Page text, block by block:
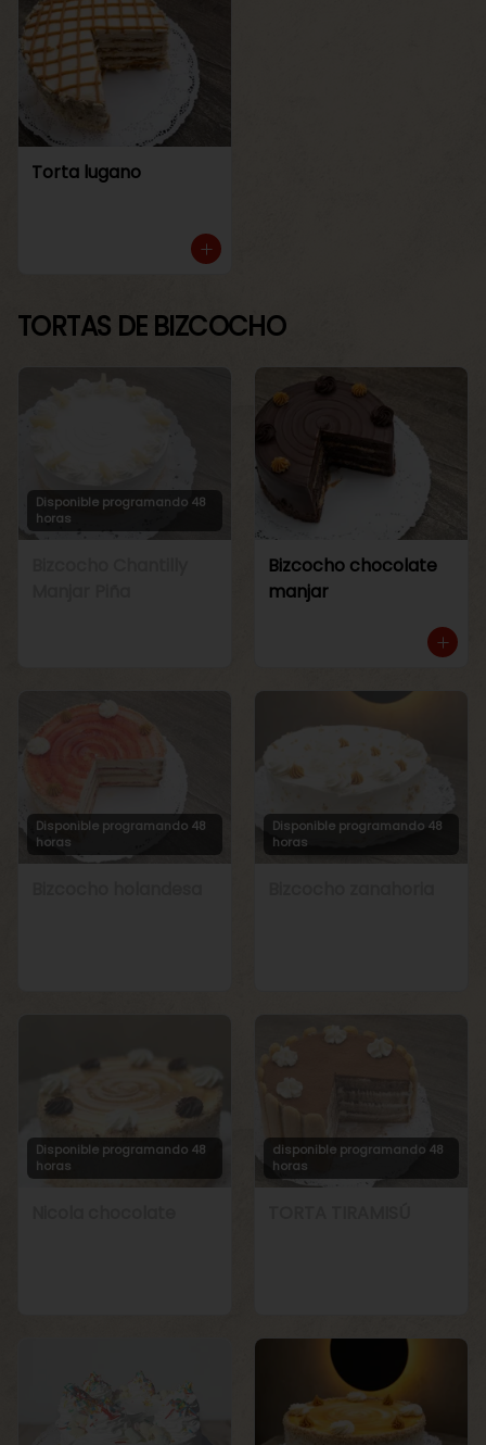
Torta lugano
TORTAS DE BIZCOCHO
Disponible programando 48
horas
Bizcocho chocolate
manjar
Disponible programando 48
horas
Disponible programando 48
horas
Disponible programando 48
horas
disponible programando 48
horas